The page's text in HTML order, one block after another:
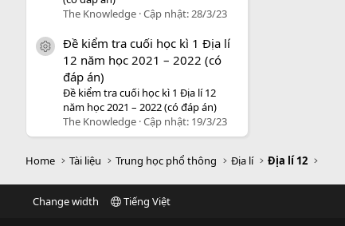
The Knowledge Cập nhật:28/3/23
icon tài liệu
Đề kiểm tra cuối học kì 1 Địa lí
12 năm học 2021 – 2022 (có
đáp án)
Đề kiểm tra cuối học kì 1 Địa lí 12
năm học 2021 – 2022 (có đáp án)
The Knowledge Cập nhật: 19/3/23
Home Tài liệu Trung học phổ thông Địa lí Địa lí 12
Change width Tiếng Việt